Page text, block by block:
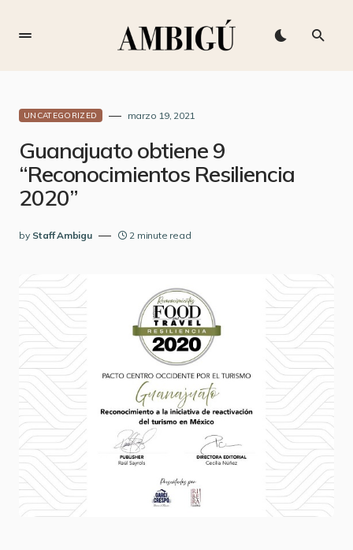
UNCATEGORIZED marzo 19, 2021
Guanajuato obtiene 9
“Reconocimientos Resiliencia
2020”
by Staff Ambigu 2 minute read